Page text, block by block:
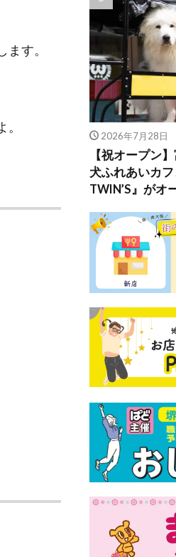
す。
2026年7月28日
【祝オープン
犬ふれあいカ
TWIN’S』がオ